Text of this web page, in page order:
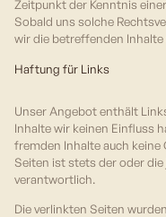
Zeitpunkt der Kenntnis
Sobald uns solche
wir die betreffenden Inhalte
Haftung für Links
Unser Angebot enthält
Inhalte wir keinen Einfluss
fremden Inhalte auch keine
Seiten ist stets der oder
verantwortlich.
Die verlinkten Seiten